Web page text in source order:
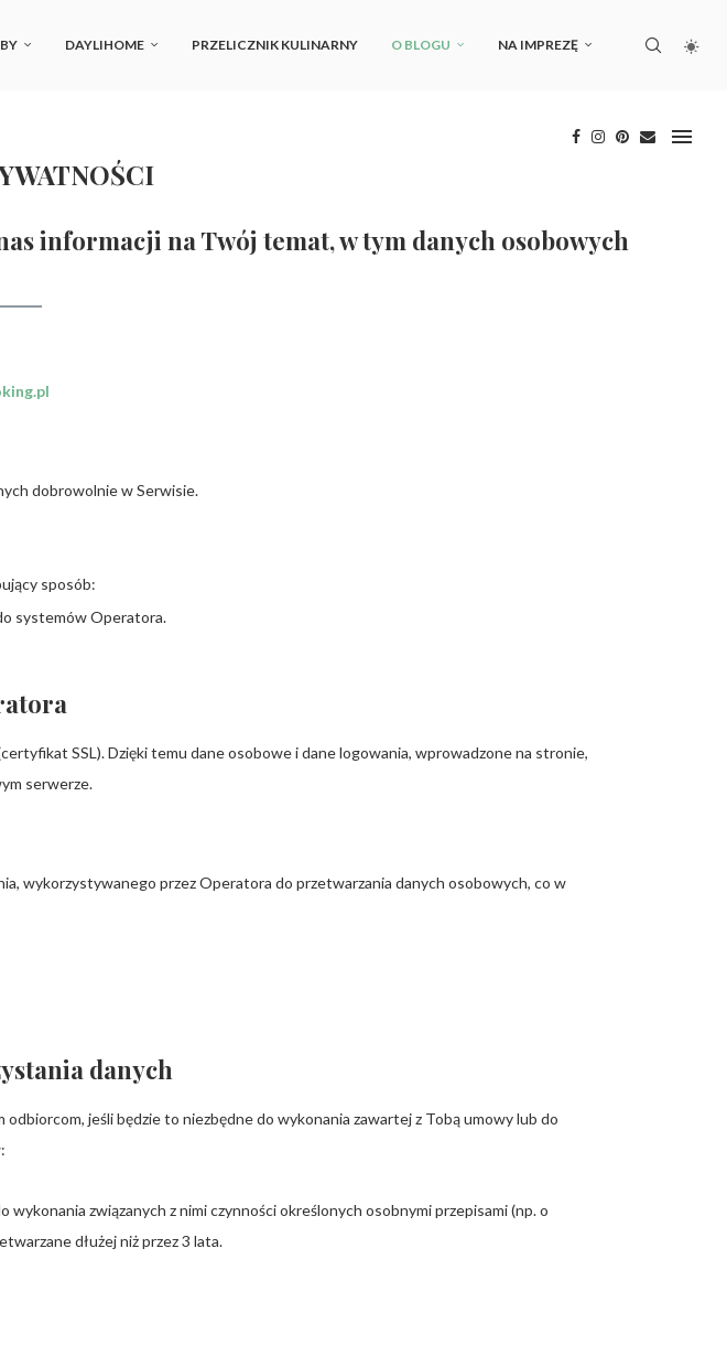
DAYLIHOME PRZELICZNIK KULINARNY O BLOGU NA IMPREZĘ
informacji na Twój temat, w tym danych osobowych
dobrowolnie w Serwisie.
sposób:
systemów Operatora.
SSL). Dzięki temu dane osobowe i dane logowania, wprowadzone na stronie,
serwerze.
wykorzystywanego przez Operatora do przetwarzania danych osobowych, co w
danych
jeśli będzie to niezbędne do wykonania zawartej z Tobą umowy lub do
związanych z nimi czynności określonych osobnymi przepisami (np. o
dłużej niż przez 3 lata.